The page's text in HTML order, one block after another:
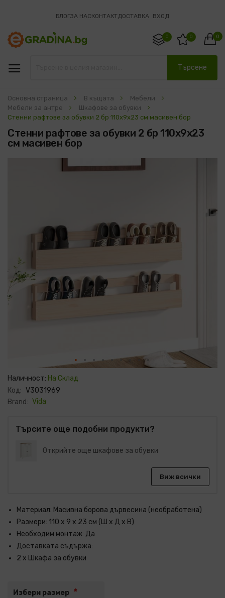
БЛОГЗА НАСКОНТАКТДОСТАВКА ВХОД
0
0 0
Търсене
Основна страница В къщата
Мебели
Мебели за антре
Шкафове за обувки
Стенни рафтове за обувки 2 бр 110x9x23 см масивен бор
Стенни рафтове за обувки 2 бр 110x9x23
см масивен бор
Преминете
към
на
галерия
със
Наличност: На Склад
Код: V3031969
Brand: Vida
Търсите още подобни продукти?
Открийте още шкафове за обувки
Виж всички
Материал: Масивна борова дървесина (необработена)
Размери: 110 x 9 x 23 см (Ш x Д x В)
Необходим монтаж: Да
Доставката съдържа:
2 x Шкафа за обувки
Избери размер